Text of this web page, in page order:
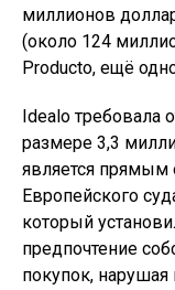
миллионов
(около 124
Producto, ещё
Idealo требовала
размере 3,3
является прямым
Европейского
который
предпочтение
покупок,